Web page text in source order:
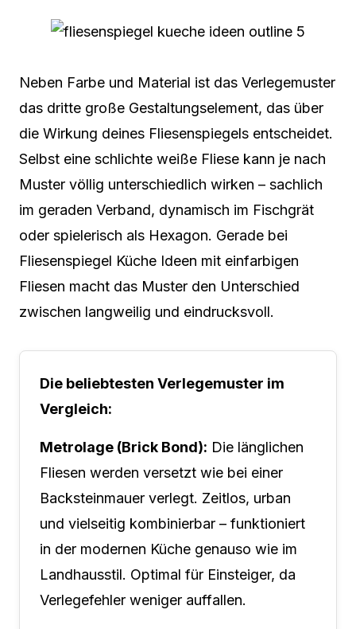
Neben Farbe und Material ist das Verlegemuster
das dritte große Gestaltungselement, das über
die Wirkung deines Fliesenspiegels entscheidet.
Selbst eine schlichte weiße Fliese kann je nach
Muster völlig unterschiedlich wirken – sachlich
im geraden Verband, dynamisch im Fischgrät
oder spielerisch als Hexagon. Gerade bei
Fliesenspiegel Küche Ideen mit einfarbigen
Fliesen macht das Muster den Unterschied
zwischen langweilig und eindrucksvoll.
Die beliebtesten Verlegemuster im
Vergleich:
Metrolage (Brick Bond): Die länglichen
Fliesen werden versetzt wie bei einer
Backsteinmauer verlegt. Zeitlos, urban
und vielseitig kombinierbar – funktioniert
in der modernen Küche genauso wie im
Landhausstil. Optimal für Einsteiger, da
Verlegefehler weniger auffallen.